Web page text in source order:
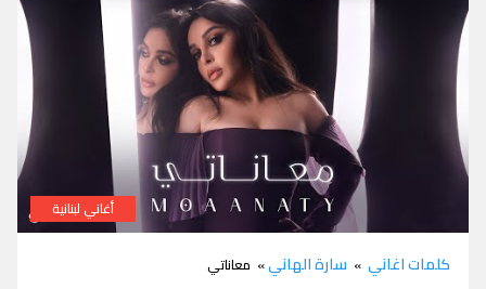
أغاني لبنانية
كلمات اغاني » سارة الهاني» معاناتي